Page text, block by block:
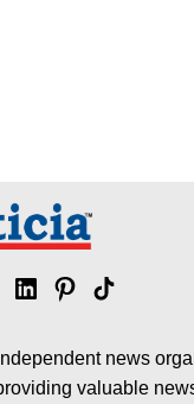
LinkedinPinterest
Tik
news
valuable